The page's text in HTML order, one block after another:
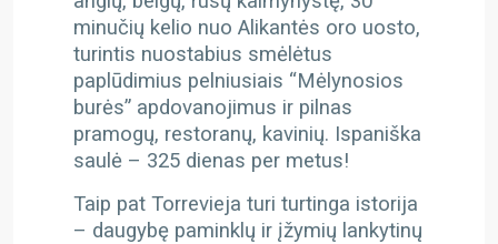
minučių kelio nuo Alikantės oro uosto,
turintis nuostabius smėlėtus
paplūdimius pelniusiais “Mėlynosios
burės” apdovanojimus ir pilnas
pramogų, restoranų, kavinių. Ispaniška
saulė – 325 dienas per metus!
Taip pat Torrevieja turi turtinga istorija
– daugybę paminklų ir įžymių lankytinų